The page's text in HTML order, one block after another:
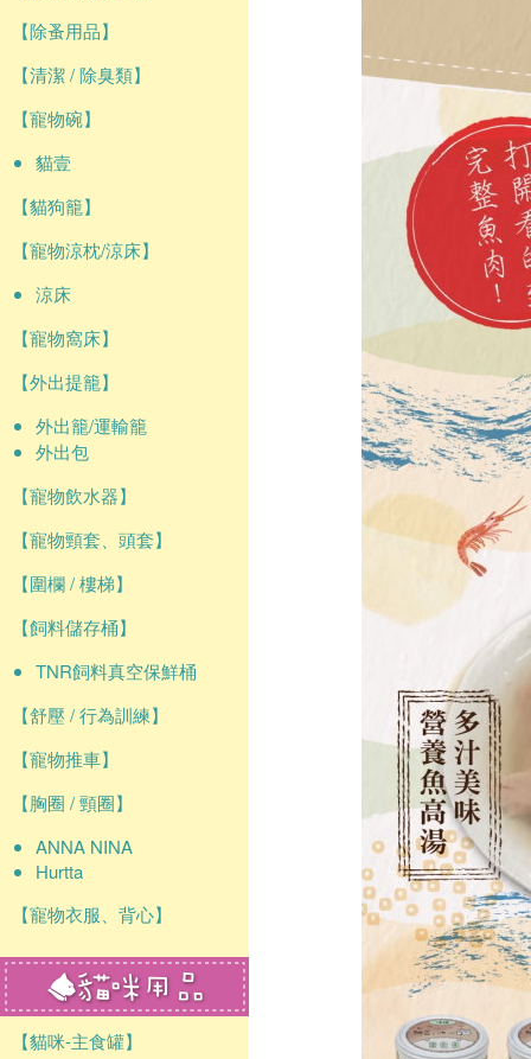
【除蚤用品】
【清潔 / 除臭類】
【寵物碗】
貓壹
【貓狗籠】
【寵物涼枕/涼床】
涼床
【寵物窩床】
【外出提籠】
外出籠/運輸籠
外出包
【寵物飲水器】
【寵物頸套、頭套】
【圍欄 / 樓梯】
【飼料儲存桶】
TNR飼料真空保鮮桶
【舒壓 / 行為訓練】
【寵物推車】
【胸圈 / 頸圈】
ANNA NINA
Hurtta
【寵物衣服、背心】
【貓咪-主食罐】